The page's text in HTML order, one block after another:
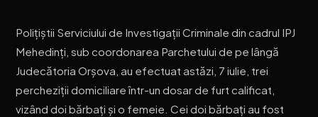
Polițiștii Serviciului de Investigații Criminale din cadrul IPJ
Mehedinți, sub coordonarea Parchetului de pe lângă
Judecătoria Orșova, au efectuat astăzi, 7 iulie, trei
percheziții domiciliare într-un dosar de furt calificat,
vizând doi bărbați și o femeie. Cei doi bărbați au fost